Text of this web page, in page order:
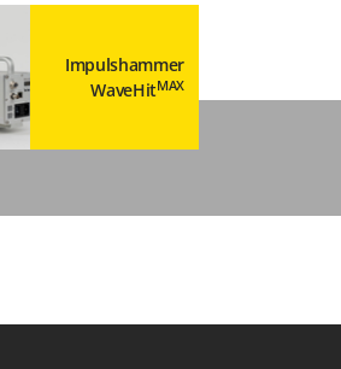
Impulshammer
WaveHitMAX